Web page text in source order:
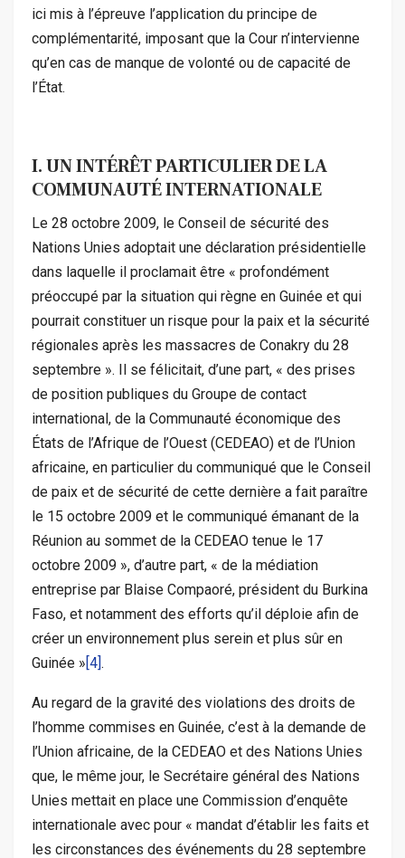
ici mis à l’épreuve l’application du principe de
complémentarité, imposant que la Cour n’intervienne
qu’en cas de manque de volonté ou de capacité de
l’État.
I. UN INTÉRÊT PARTICULIER DE LA
COMMUNAUTÉ INTERNATIONALE
Le 28 octobre 2009, le Conseil de sécurité des
Nations Unies adoptait une déclaration présidentielle
dans laquelle il proclamait être « profondément
préoccupé par la situation qui règne en Guinée et qui
pourrait constituer un risque pour la paix et la sécurité
régionales après les massacres de Conakry du 28
septembre ». Il se félicitait, d’une part, « des prises
de position publiques du Groupe de contact
international, de la Communauté économique des
États de l’Afrique de l’Ouest (CEDEAO) et de l’Union
africaine, en particulier du communiqué que le Conseil
de paix et de sécurité de cette dernière a fait paraître
le 15 octobre 2009 et le communiqué émanant de la
Réunion au sommet de la CEDEAO tenue le 17
octobre 2009 », d’autre part, « de la médiation
entreprise par Blaise Compaoré, président du Burkina
Faso, et notamment des efforts qu’il déploie afin de
créer un environnement plus serein et plus sûr en
Guinée » [4] .
Au regard de la gravité des violations des droits de
l’homme commises en Guinée, c’est à la demande de
l’Union africaine, de la CEDEAO et des Nations Unies
que, le même jour, le Secrétaire général des Nations
Unies mettait en place une Commission d’enquête
internationale avec pour « mandat d’établir les faits et
les circonstances des événements du 28 septembre